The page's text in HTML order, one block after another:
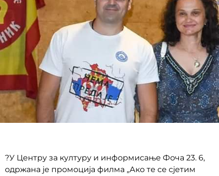
?У Центру за културу и информисање Фоча 23. 6,
одржана је промоција филма „Ако те се сјетим